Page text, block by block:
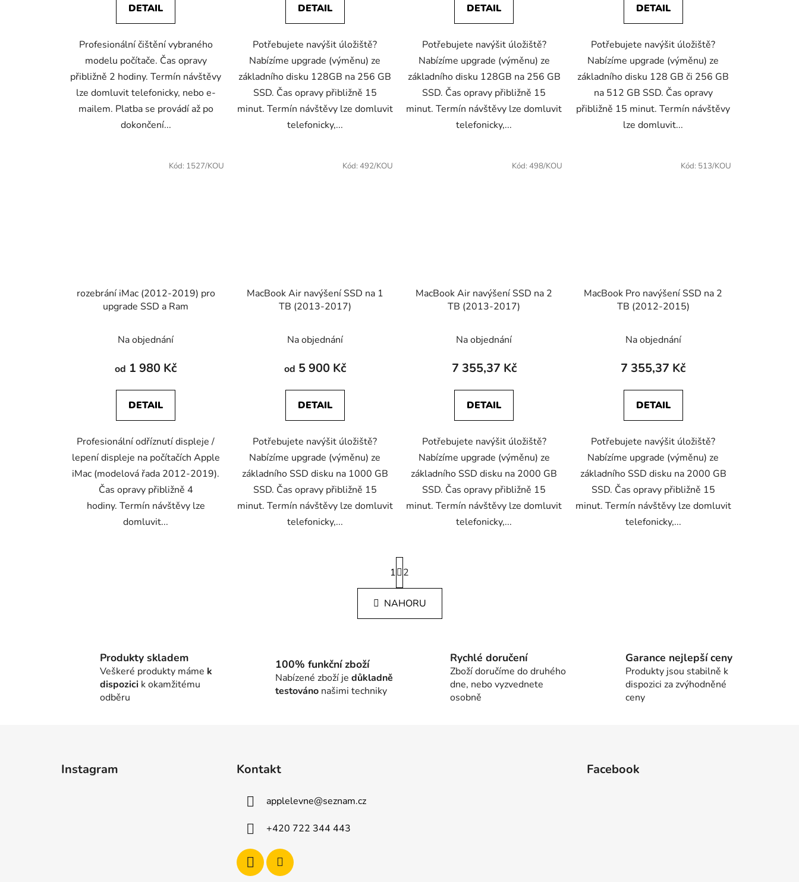
DETAIL
Profesionální čištění vybraného
modelu počítače. Čas opravy
přibližně 2 hodiny. Termín návštěvy
lze domluvit telefonicky, nebo e-
mailem. Platba se provádí až po
dokončení...
DETAIL
Potřebujete navýšit úložiště?
Nabízíme upgrade (výměnu) ze
základního disku 128GB na 256 GB
SSD. Čas opravy přibližně 15
minut. Termín návštěvy lze domluvit
telefonicky,...
DETAIL
Potřebujete navýšit úložiště?
Nabízíme upgrade (výměnu) ze
základního disku 128GB na 256 GB
SSD. Čas opravy přibližně 15
minut. Termín návštěvy lze domluvit
telefonicky,...
DETAIL
Potřebujete navýšit úložiště?
Nabízíme upgrade (výměnu) ze
základního disku 128 GB či 256 GB
na 512 GB SSD. Čas opravy
přibližně 15 minut. Termín návštěvy
lze domluvit...
rozebrání iMac (2012-2019) pro
upgrade SSD a Ram
Na objednání
od 1 980 Kč
DETAIL
Profesionální odříznutí displeje /
lepení displeje na počítačích Apple
iMac (modelová řada 2012-2019).
Čas opravy přibližně 4
hodiny. Termín návštěvy lze
domluvit...
Kód: 1527/KOU
MacBook Air navýšení SSD na 1
TB (2013-2017)
Na objednání
od 5 900 Kč
DETAIL
Potřebujete navýšit úložiště?
Nabízíme upgrade (výměnu) ze
základního SSD disku na 1000 GB
SSD. Čas opravy přibližně 15
minut. Termín návštěvy lze domluvit
telefonicky,...
Kód: 492/KOU
MacBook Air navýšení SSD na 2
TB (2013-2017)
Na objednání
7 355,37 Kč
DETAIL
Potřebujete navýšit úložiště?
Nabízíme upgrade (výměnu) ze
základního SSD disku na 2000 GB
SSD. Čas opravy přibližně 15
minut. Termín návštěvy lze domluvit
telefonicky,...
Kód: 498/KOU
MacBook Pro navýšení SSD na 2
TB (2012-2015)
Na objednání
7 355,37 Kč
DETAIL
Potřebujete navýšit úložiště?
Nabízíme upgrade (výměnu) ze
základního SSD disku na 2000 GB
SSD. Čas opravy přibližně 15
minut. Termín návštěvy lze domluvit
telefonicky,...
Kód: 513/KOU
O
v
l
S
t
r
n
k
1 2
NAHORU
Produkty skladem
Veškeré produkty máme k
dispozici k okamžitému
odběru
100% funkční zboží
Nabízené zboží je důkladně
testovánonašimi techniky
Rychlé doručení
Zboží doručíme do druhého
dne, nebo vyzvednete
osobně
Garance nejlepší ceny
Produkty jsou stabilně k
dispozici za zvýhodněné
ceny
Instagram Kontakt
applelevne@seznam.cz
+420 722 344 443
Facebook